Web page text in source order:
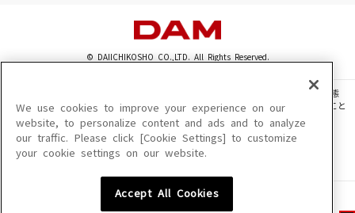
© DAIICHIKOSHO CO.,LTD. All Rights Reserved.
このサイトに掲載されている一切の文章・画像・写真・動画・音声等を、手段や形態
を問わず、著作権法の定める範囲を超えて無断で複製、転載、ファイル化などすること
を禁じます。
楽曲及びコンテンツは、機種によりご利用いただけない場合があります。
楽曲及びコンテンツの配信日、配信内容が変更になる場合があります。
We use cookies to improve your experience on our
website, to personalize content and ads and to analyze
our traffic. Please click [Cookie Settings] to customize
your cookie settings on our website.
Accept All Cookies